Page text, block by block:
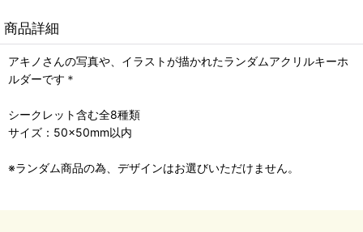
商品詳細
アキノさんの写真や、イラストが描かれたランダムアクリルキーホ
ルダーです＊
シークレット含む全8種類
サイズ：50×50mm以内
※ランダム商品の為、デザインはお選びいただけません。